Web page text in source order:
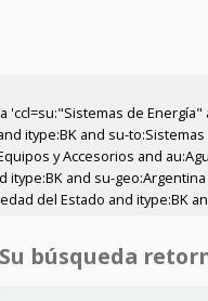
de Energía"
itype:BK and su-
y Accesorios and
itype:BK and su-
del Estado and itype:BK
Su búsqueda